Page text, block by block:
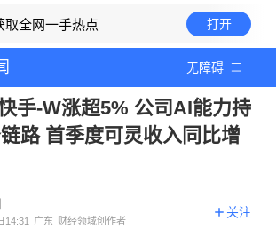
取全网一手热点 打开
无障碍
手-W涨超5% 公司AI能力持
路 首季度可灵收入同比增
14:31 广东 财经领域创作者
关注